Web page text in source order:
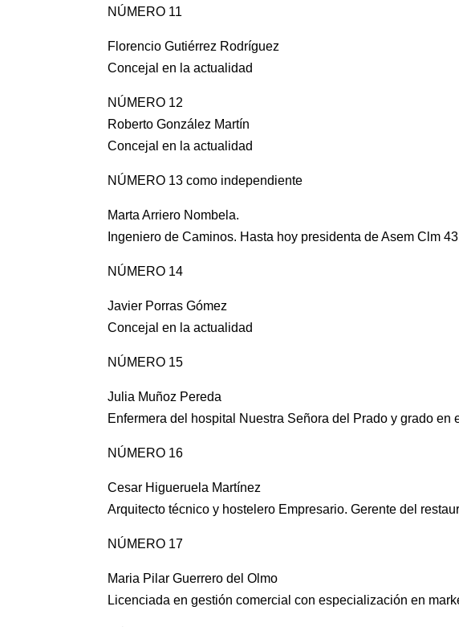
NÚMERO 11
Florencio Gutiérrez Rodríguez
Concejal en la actualidad
NÚMERO 12
Roberto González Martín
Concejal en la actualidad
NÚMERO 13 como independiente
Marta Arriero Nombela.
Ingeniero de Caminos. Hasta hoy presidenta de Asem Clm
NÚMERO 14
Javier Porras Gómez
Concejal en la actualidad
NÚMERO 15
Julia Muñoz Pereda
Enfermera del hospital Nuestra Señora del Prado y grado en
NÚMERO 16
Cesar Higueruela Martínez
Arquitecto técnico y hostelero Empresario. Gerente del
NÚMERO 17
Maria Pilar Guerrero del Olmo
Licenciada en gestión comercial con especialización en